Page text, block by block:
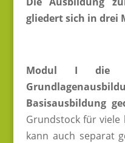
gliedert sich in drei
Modul I die
Basisausbildung
Grundstock für viele
kann auch separat